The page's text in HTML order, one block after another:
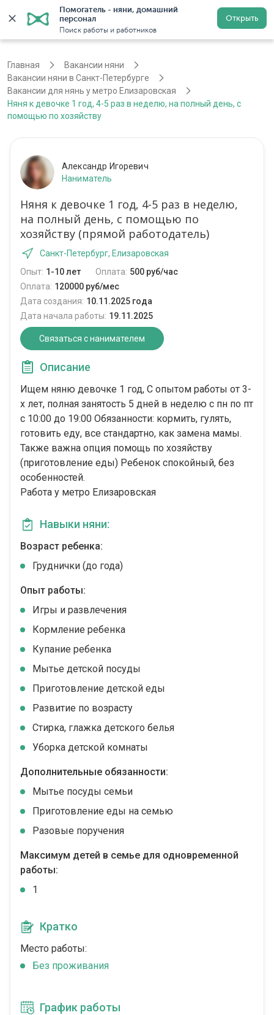
Помогатель - няни, домашний
персонал
Поиск работы и работников
Открыть
Санкт-Петербург Регистрация
Главная
Вакансии няни
Вакансии няни в Санкт-Петербурге
Вакансии для нянь у метро Елизаровская
Няня к девочке 1 год, 4-5 раз в неделю, на полный день, с
помощью по хозяйству
Александр Игоревич
Наниматель
Няня к девочке 1 год, 4-5 раз в неделю,
на полный день, с помощью по
хозяйству (прямой работодатель)
Санкт-Петербург, Елизаровская
Опыт: 1-10 лет Оплата: 500 руб/час
Оплата: 120000 руб/мес
Дата создания: 10.11.2025 года
Дата начала работы: 19.11.2025
Связаться с нанимателем
Описание
Ищем няню девочке 1 год, С опытом работы от 3-
х лет, полная занятость 5 дней в неделю с пн по пт
с 10:00 до 19:00 Обязанности: кормить, гулять,
готовить еду, все стандартно, как замена мамы.
Также важна опция помощь по хозяйству
(приготовление еды) Ребенок спокойный, без
особенностей.
Работа у метро Елизаровская
Навыки няни:
Возраст ребенка:
Груднички (до года)
Опыт работы:
Игры и развлечения
Кормление ребенка
Купание ребенка
Мытье детской посуды
Приготовление детской еды
Развитие по возрасту
Стирка, глажка детского белья
Уборка детской комнаты
Дополнительные обязанности:
Мытье посуды семьи
Приготовление еды на семью
Разовые поручения
Максимум детей в семье для одновременной
работы:
1
Кратко
Место работы:
Без проживания
График работы